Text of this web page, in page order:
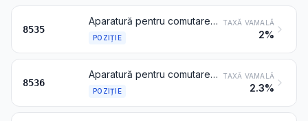
8535
Aparatură pentru comutarea, tăierea, protecția, branșarea, racordarea sau conectarea circuitelor electrice (de exemplu întrerupătoare, comutatoare, siguranțe, eclatoare pentru paratrăsnete, limitatoare de tensiune, regulatoare de undă, prize de curent și alți conectori, cutii de joncțiune sau doze de legătură), pentru o tensiune peste 1000 de volți
POZIȚIE
TAXĂ VAMALĂ
2%
8536
Aparatură pentru comutarea, tăierea, protecția, branșarea, racordarea sau conectarea circuitelor electrice (de exemplu întrerupătoare, comutatoare, relee, siguranțe, regulatoare de undă, fișe, prize de curent, dulii pentru lămpi și alți conectori, cutii de joncțiune), pentru o tensiune de maximum 1000 de volți; conectori pentru fibre optice, fascicole sau cabluri de fibre optice
POZIȚIE
TAXĂ VAMALĂ
2.3%